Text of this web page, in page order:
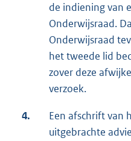
de indiening van
Onderwijsraad.
Onderwijsraad
het tweede lid
zover deze
verzoek.
4.
Een afschrift van
uitgebrachte